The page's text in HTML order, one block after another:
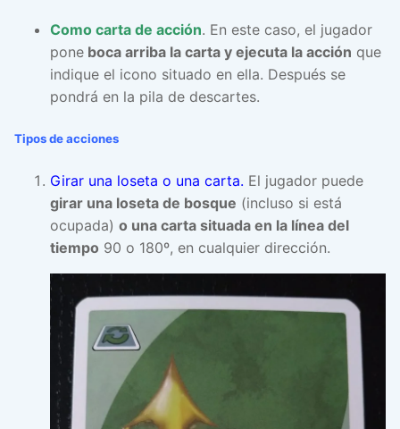
Como carta de acción. En este caso, el jugador
pone boca arriba la carta y ejecuta la acción que
indique el icono situado en ella. Después se
pondrá en la pila de descartes.
Tipos de acciones
Girar una loseta o una carta. El jugador puede
girar una loseta de bosque (incluso si está
ocupada) o una carta situada en la línea del
tiempo 90 o 180º, en cualquier dirección.